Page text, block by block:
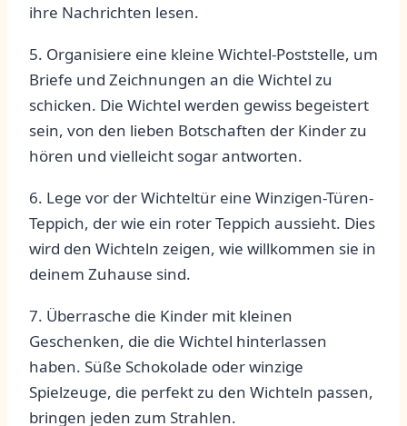
ihre Nachrichten ⁤lesen.
5. ⁢Organisiere ⁣eine kleine‌ Wichtel-Poststelle,⁤ um
Briefe und Zeichnungen an die Wichtel zu
schicken. Die⁤ Wichtel werden⁤ gewiss begeistert
sein, ‍von ⁤den lieben Botschaften der Kinder zu
hören und vielleicht sogar‌ antworten.
6. Lege vor der‌ Wichteltür eine Winzigen-Türen-
Teppich, ‍der wie ein roter⁢ Teppich aussieht. Dies
wird den Wichteln zeigen,‌ wie willkommen sie in
deinem Zuhause sind.
7.‌ Überrasche ⁢die Kinder mit kleinen
Geschenken, die die ⁢Wichtel hinterlassen
haben. Süße Schokolade oder winzige
Spielzeuge, die ‌perfekt zu den ​Wichteln passen,
bringen⁣ jeden zum ‍Strahlen.